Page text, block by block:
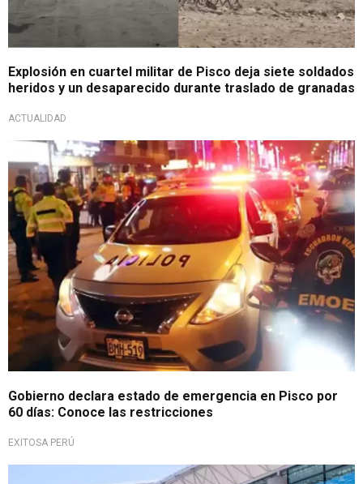
Explosión en cuartel militar de Pisco deja siete soldados
heridos y un desaparecido durante traslado de granadas
ACTUALIDAD
Por dos meses
Gobierno declara estado de emergencia en Pisco por
60 días: Conoce las restricciones
EXITOSA PERÚ
Por condiciones climatológicas